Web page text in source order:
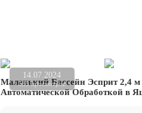
14.07.2024
535 просмотров
Маленький Бассейн Эсприт 2,4
Автоматической Обработкой в